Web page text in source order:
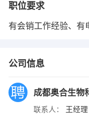
职位要求
有会销工作经验、有
公司信息
成都奥合生物
联系人： 王经理